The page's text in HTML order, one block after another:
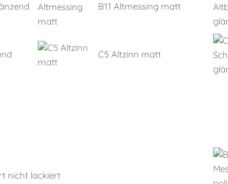
B11 Altmessing matt
C5 Altzinn matt
nicht lackiert